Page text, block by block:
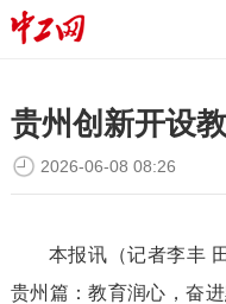
贵州创新开设
2026-06-08 08:26
本报讯（记者李丰
贵州篇：教育润心，奋